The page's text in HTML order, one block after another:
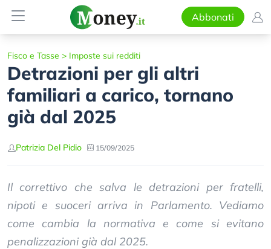
Abbonati
Fisco e Tasse > Imposte sui redditi
Detrazioni per gli altri
familiari a carico, tornano
già dal 2025
Patrizia Del Pidio 15/09/2025
Il correttivo che salva le detrazioni per fratelli,
nipoti e suoceri arriva in Parlamento. Vediamo
come cambia la normativa e come si evitano
penalizzazioni già dal 2025.